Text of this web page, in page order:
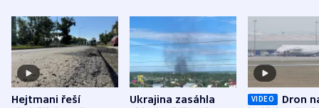
Hejtmani řeší
Ukrajina zasáhla
VIDEO
Dron